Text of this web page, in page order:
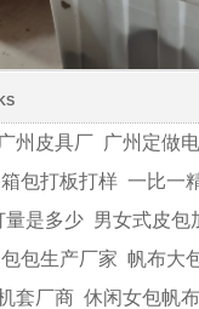
广州皮具厂 广州定做
包打板打样 一比一
量是多少 男女式皮包
包包生产厂家 帆布大
套厂商 休闲女包帆